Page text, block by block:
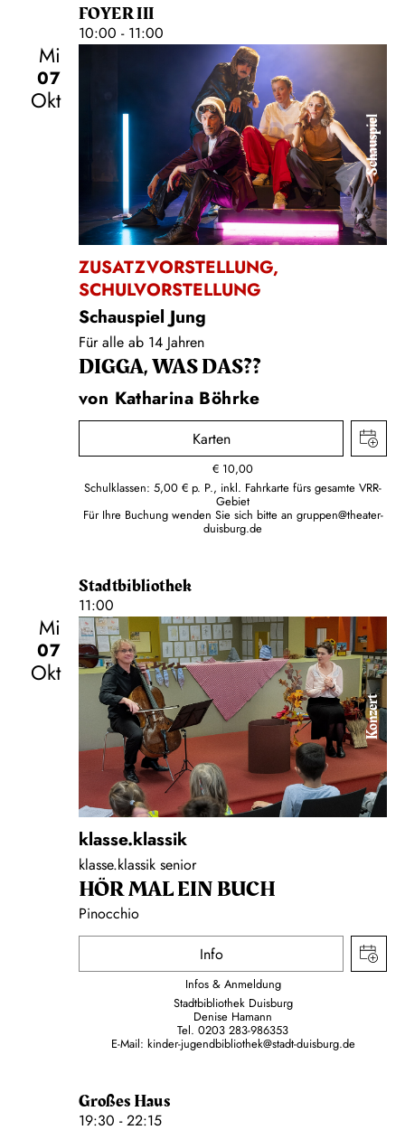
FOYER III
10:00 - 11:00
Mi
07
Okt
Schauspiel
ZUSATZVORSTELLUNG,
SCHULVORSTELLUNG
Schauspiel Jung
Für alle ab 14 Jahren
DIGGA, WAS DAS??
von Katharina Böhrke
Karten
€ 10,00
Schulklassen: 5,00 € p. P., inkl. Fahrkarte fürs gesamte VRR-
Gebiet
Für Ihre Buchung wenden Sie sich bitte an gruppen@theater-
duisburg.de
Stadtbibliothek
11:00
Mi
07
Okt
Konzert
klasse.klassik
klasse.klassik senior
HÖR MAL EIN BUCH
Pinocchio
Info
Infos & Anmeldung
Stadtbibliothek Duisburg
Denise Hamann
Tel. 0203 283-986353
E-Mail: kinder-jugendbibliothek@stadt-duisburg.de
Großes Haus
19:30 - 22:15